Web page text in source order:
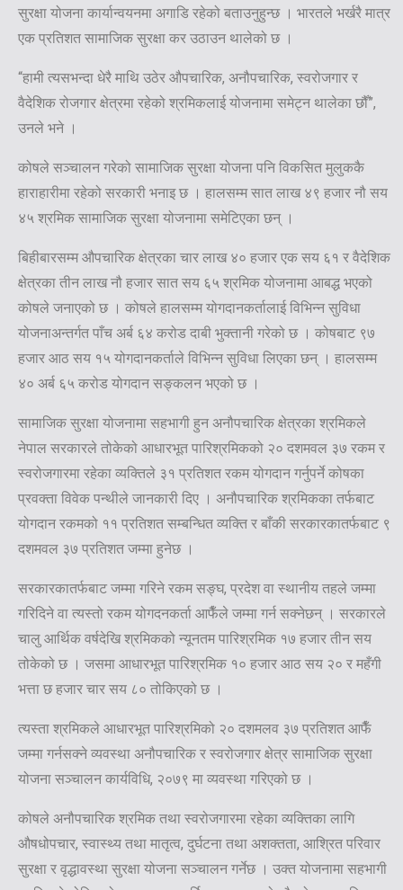
सुरक्षा योजना कार्यान्वयनमा अगाडि रहेको बताउनुहुन्छ । भारतले भर्खरै मात्र
एक प्रतिशत सामाजिक सुरक्षा कर उठाउन थालेको छ ।
“हामी त्यसभन्दा धेरै माथि उठेर औपचारिक, अनौपचारिक, स्वरोजगार र
वैदेशिक रोजगार क्षेत्रमा रहेको श्रमिकलाई योजनामा समेट्न थालेका छौँ”,
उनले भने ।
कोषले सञ्चालन गरेको सामाजिक सुरक्षा योजना पनि विकसित मुलुककै
हाराहारीमा रहेको सरकारी भनाइ छ । हालसम्म सात लाख ४९ हजार नौ सय
४५ श्रमिक सामाजिक सुरक्षा योजनामा समेटिएका छन् ।
बिहीबारसम्म औपचारिक क्षेत्रका चार लाख ४० हजार एक सय ६१ र वैदेशिक
क्षेत्रका तीन लाख नौ हजार सात सय ६५ श्रमिक योजनामा आबद्ध भएको
कोषले जनाएको छ । कोषले हालसम्म योगदानकर्तालाई विभिन्न सुविधा
योजनाअन्तर्गत पाँच अर्ब ६४ करोड दाबी भुक्तानी गरेको छ । कोषबाट ९७
हजार आठ सय १५ योगदानकर्ताले विभिन्न सुविधा लिएका छन् । हालसम्म
४० अर्ब ६५ करोड योगदान सङ्कलन भएको छ ।
सामाजिक सुरक्षा योजनामा सहभागी हुन अनौपचारिक क्षेत्रका श्रमिकले
नेपाल सरकारले तोकेको आधारभूत पारिश्रमिकको २० दशमवल ३७ रकम र
स्वरोजगारमा रहेका व्यक्तिले ३१ प्रतिशत रकम योगदान गर्नुपर्ने कोषका
प्रवक्ता विवेक पन्थीले जानकारी दिए । अनौपचारिक श्रमिकका तर्फबाट
योगदान रकमको ११ प्रतिशत सम्बन्धित व्यक्ति र बाँकी सरकारकातर्फबाट ९
दशमवल ३७ प्रतिशत जम्मा हुनेछ ।
सरकारकातर्फबाट जम्मा गरिने रकम सङ्घ, प्रदेश वा स्थानीय तहले जम्मा
गरिदिने वा त्यस्तो रकम योगदनकर्ता आफैँले जम्मा गर्न सक्नेछन् । सरकारले
चालु आर्थिक वर्षदेखि श्रमिकको न्यूनतम पारिश्रमिक १७ हजार तीन सय
तोकेको छ । जसमा आधारभूत पारिश्रमिक १० हजार आठ सय २० र महँगी
भत्ता छ हजार चार सय ८० तोकिएको छ ।
त्यस्ता श्रमिकले आधारभूत पारिश्रमिको २० दशमलव ३७ प्रतिशत आफैँ
जम्मा गर्नसक्ने व्यवस्था अनौपचारिक र स्वरोजगार क्षेत्र सामाजिक सुरक्षा
योजना सञ्चालन कार्यविधि, २०७९ मा व्यवस्था गरिएको छ ।
कोषले अनौपचारिक श्रमिक तथा स्वरोजगारमा रहेका व्यक्तिका लागि
औषधोपचार, स्वास्थ्य तथा मातृत्व, दुर्घटना तथा अशक्तता, आश्रित परिवार
सुरक्षा र वृद्धावस्था सुरक्षा योजना सञ्चालन गर्नेछ । उक्त योजनामा सहभागी